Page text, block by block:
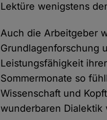
Lektüre wenigstens
Auch die Arbeitgeber
Grundlagenforschung
Leistungsfähigkeit
Sommermonate so
Wissenschaft und
wunderbaren